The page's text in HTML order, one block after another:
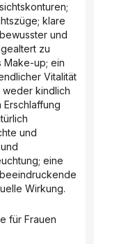
klare
und
zu
Make-up; ein
Vitalität
weder kindlich
und
eine
Wirkung.
für Frauen